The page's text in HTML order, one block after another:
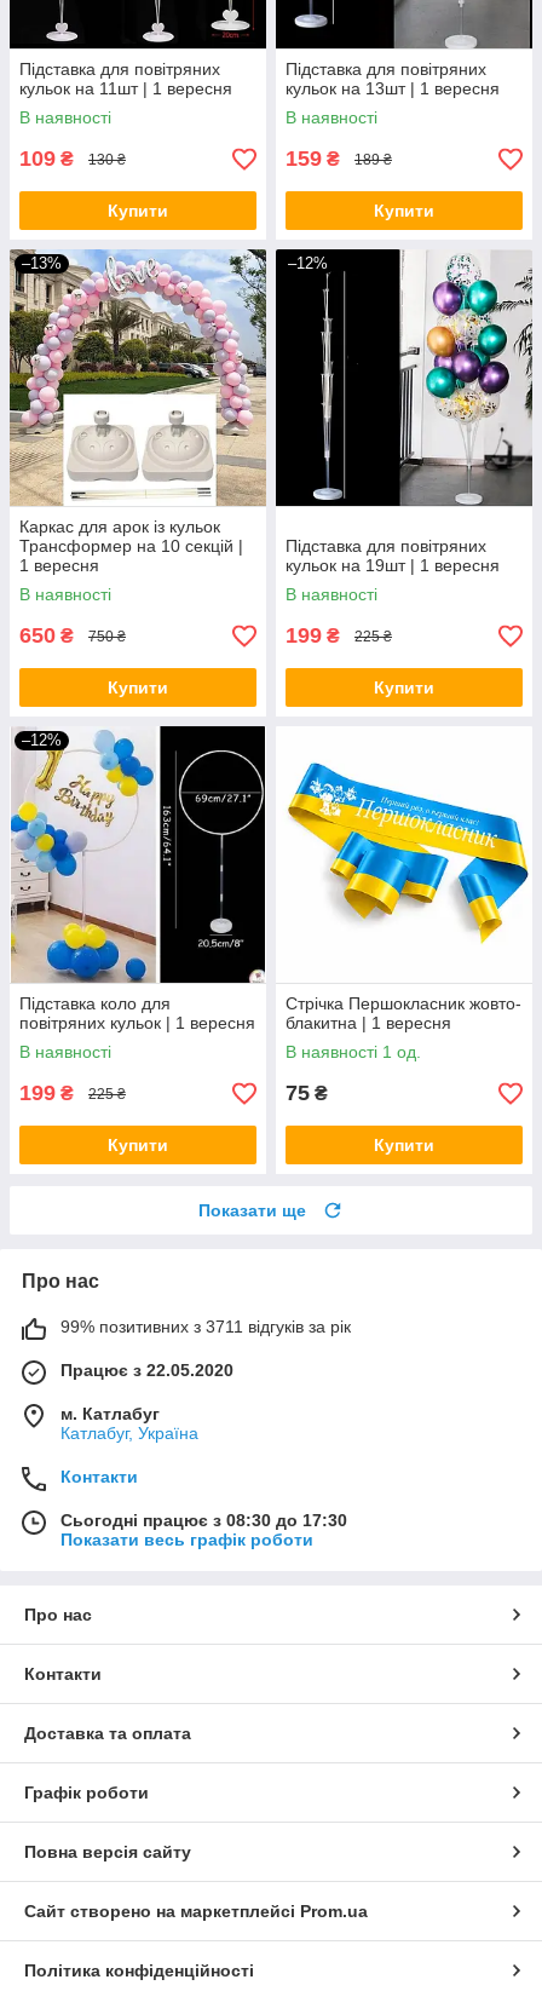
Підставка для повітряних
кульок на 11шт | 1 вересня
В наявності
109 ₴ 130 ₴
Купити
Підставка для повітряних
кульок на 13шт | 1 вересня
В наявності
159 ₴ 189 ₴
Купити
–13%
Каркас для арок із кульок
Трансформер на 10 секцій |
1 вересня
В наявності
650 ₴ 750 ₴
Купити
–12%
Підставка для повітряних
кульок на 19шт | 1 вересня
В наявності
199 ₴ 225 ₴
Купити
–12%
Підставка коло для
повітряних кульок | 1 вересня
В наявності
199 ₴ 225 ₴
Купити
Стрічка Першокласник жовто-
блакитна | 1 вересня
В наявності 1 од.
75 ₴
Купити
Показати ще
Про нас
99% позитивних з 3711 відгуків за рік
Працює з 22.05.2020
м. Катлабуг
Катлабуг, Україна
Контакти
Сьогодні працює з 08:30 до 17:30
Показати весь графік роботи
Про нас
Контакти
Доставка та оплата
Графік роботи
Повна версія сайту
Сайт створено на маркетплейсі Prom.ua
Політика конфіденційності